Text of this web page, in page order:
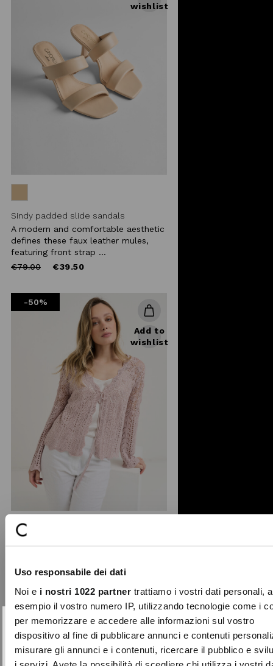
Uso responsabile dei dati
Noi e i nostri 1022 partnertrattiamo i vostri dati personali,
esempio il vostro numero IP, utilizzando tecnologie come i
per memorizzare e accedere alle informazioni sul vostro
dispositivo al fine di pubblicare annunci e contenuti
misurare gli annunci e i contenuti, ricercare il pubblico e
i servizi. Avete la possibilità di scegliere chi utilizza i vostri
wishlist
Sindy padded slide sandals
A modern and comfortable aesthetic
defines these faux leather mules,
featuring front strap ...
Price
€79.00to €39.50
-50%
Add to
wishlist
looks: the Maris cardigan stands out
for its lightweight ...
reduced
from
€79.00 to €39.50
-40%
Close
SUBSCRIBE TO OUR
NEWSLETTER